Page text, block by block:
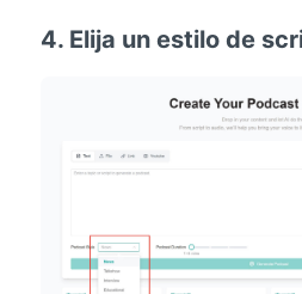
4. Elija un estilo de